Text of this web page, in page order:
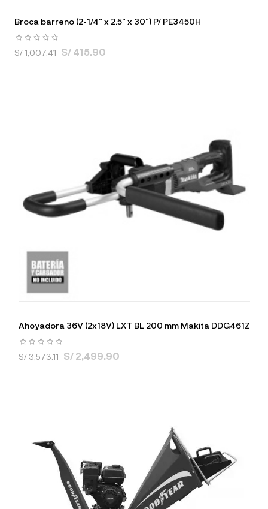
Broca barreno (2-1/4" x 2.5" x 30") P/ PE3450H
S/ 1,007.41 S/ 415.90
Ahoyadora 36V (2x18V) LXT BL 200 mm Makita DDG461Z
S/ 3,573.11 S/ 2,499.90